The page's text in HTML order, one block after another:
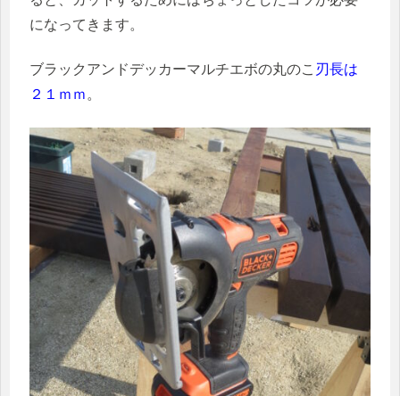
になってきます。
ブラックアンドデッカーマルチエボの丸のこ 刃長は
２１ｍｍ 。